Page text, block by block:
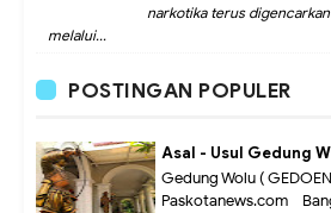
narkotika terus digencarkan
melalui...
POSTINGAN POPULER
Asal - Usul Gedung
Gedung Wolu (
Paskotanews.com -